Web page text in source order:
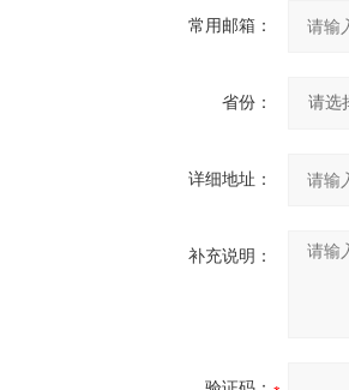
常用邮箱：
省份：
详细地址：
补充说明：